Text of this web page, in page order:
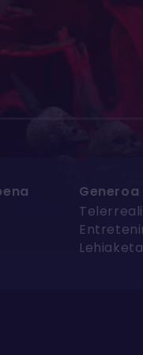
Generoa
Lehiaketa